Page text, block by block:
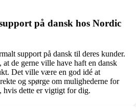
på dansk hos Nordic
support på dansk til deres kunder.
de gerne ville have haft en dansk
Det ville være en god idé at
og spørge om mulighederne for
hvis dette er vigtigt for dig.